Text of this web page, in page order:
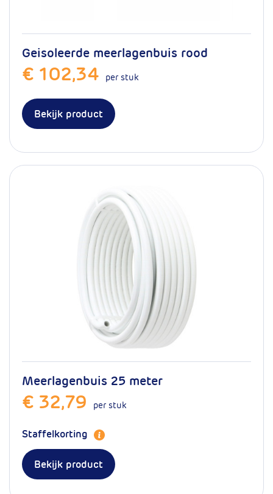
Geisoleerde meerlagenbuis rood
€ 102,34 per stuk
Bekijk product
Meerlagenbuis 25 meter
€ 32,79 per stuk
Staffelkorting
Bekijk product